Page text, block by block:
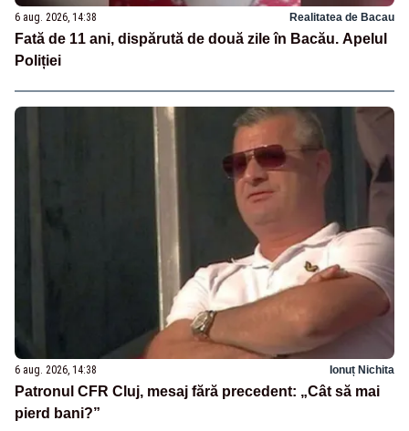
6 aug. 2026, 14:38 Realitatea de Bacau
Fată de 11 ani, dispărută de două zile în Bacău. Apelul
Poliției
6 aug. 2026, 14:38 Ionuț Nichita
Patronul CFR Cluj, mesaj fără precedent: „Cât să mai
pierd bani?”